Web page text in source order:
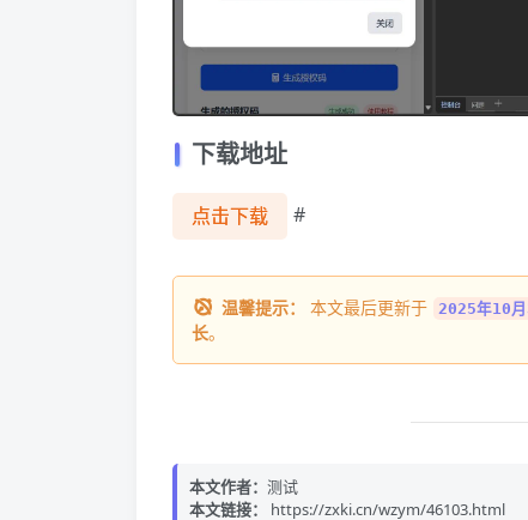
下载地址
点击下载 #
温馨提示： 本文最后更新于 2025年10
长。
本文作者： 测试
本文链接：
https://zxki.cn/wzym/46103.html